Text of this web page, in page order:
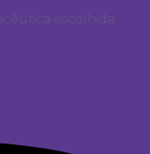
escolhida.